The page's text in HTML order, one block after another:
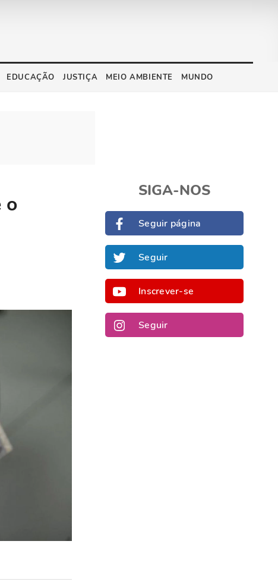
EDUCAÇÃO JUSTIÇA MEIO AMBIENTE MUNDO
o
SIGA-NOS
Seguir página
Seguir
Inscrever-se
Seguir